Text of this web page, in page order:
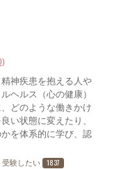
神疾患を抱える人や
ヘルス（心の健康）
どのような働きかけ
い状態に変えたり、
を体系的に学び、認
受験したい 1837